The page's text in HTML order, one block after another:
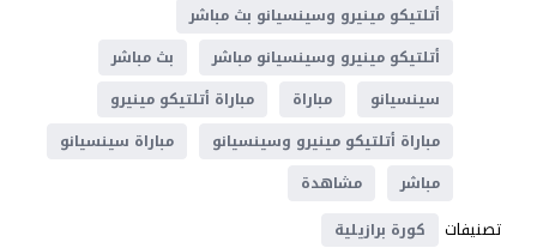
أتلتيكو مينيرو وسينسيانو بث مباشر
أتلتيكو مينيرو وسينسيانو مباشر
بث مباشر
سينسيانو
مباراة
مباراة أتلتيكو مينيرو
مباراة أتلتيكو مينيرو وسينسيانو
مباراة سينسيانو
مباشر
مشاهدة
تصنيفات كورة برازيلية